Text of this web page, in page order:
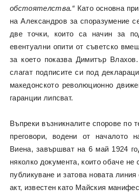
обстоятелства.“Като основна
на Александров за споразумение
две точки, които са начин за
евентуални опити от съветско
за което показва Димитър
слагат подписите си под
македонското революционно
гаранции липсват.
Въпреки възникналите спорове по
преговори, водени от началото
Виена, завършват на 6 май 1924
няколко документа, които обаче не
публикуване и затова новата
акт, известен като Майския